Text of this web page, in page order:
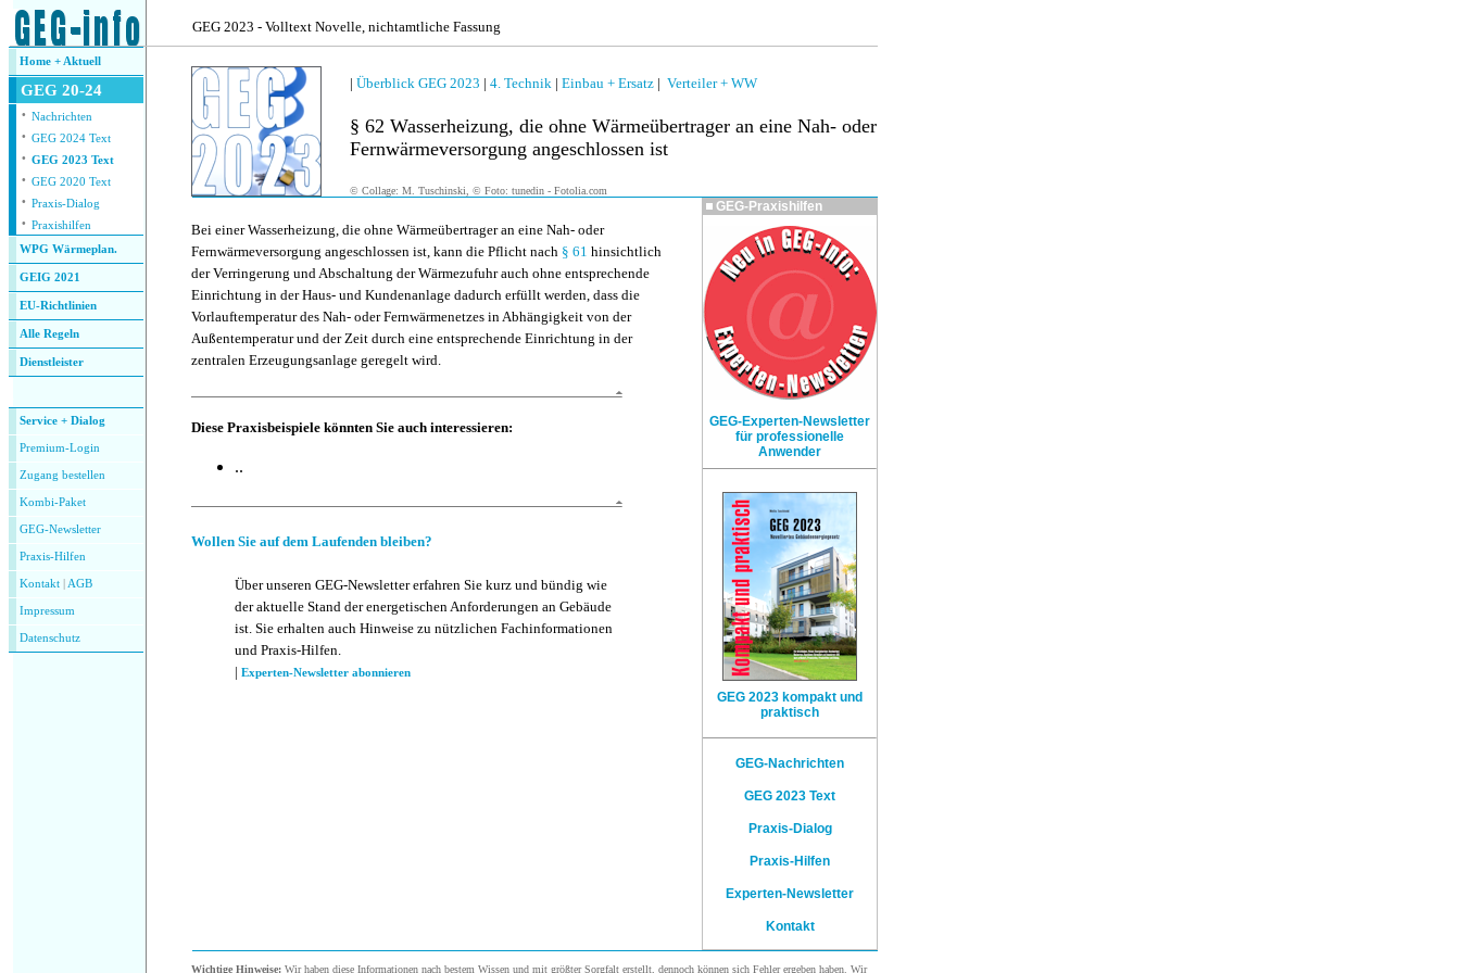
GEG 2023 - Volltext Novelle, nichtamtliche Fassung
Home + Aktuell
GEG 20-24
· Nachrichten
· GEG 2024 Text
· GEG 2023 Text
· GEG 2020 Text
· Praxis-Dialog
· Praxishilfen
WPG Wärmeplan.
GEIG 2021
EU-Richtlinien
Alle Regeln
Dienstleister
Service + Dialog
Premium-Login
Zugang bestellen
Kombi-Paket
GEG-Newsletter
Praxis-Hilfen
Kontakt AGB
Impressum
Datenschutz
| Überblick GEG 2023 | 4. Technik | Einbau + Ersatz | Verteiler + WW
§ 62 Wasserheizung, die ohne Wärmeübertrager an eine Nah- oder
Fernwärmeversorgung angeschlossen ist
© Collage: M. Tuschinski, © Foto: tunedin - Fotolia.com
Bei einer Wasserheizung, die ohne Wärmeübertrager an eine Nah- oder
Fernwärmeversorgung angeschlossen ist, kann die Pflicht nach § 61 hinsichtlich
der Verringerung und Abschaltung der Wärmezufuhr auch ohne entsprechende
Einrichtung in der Haus- und Kundenanlage dadurch erfüllt werden, dass die
Vorlauftemperatur des Nah- oder Fernwärmenetzes in Abhängigkeit von der
Außentemperatur und der Zeit durch eine entsprechende Einrichtung in der
zentralen Erzeugungsanlage geregelt wird.
Diese Praxisbeispiele könnten Sie auch interessieren:
..
Wollen Sie auf dem Laufenden bleiben?
Über unseren GEG-Newsletter erfahren Sie kurz und bündig wie
der aktuelle Stand der energetischen Anforderungen an Gebäude
ist. Sie erhalten auch Hinweise zu nützlichen Fachinformationen
und Praxis-Hilfen.
| Experten-Newsletter abonnieren
GEG-Praxishilfen
GEG-Experten-Newsletter
für professionelle
Anwender
GEG 2023 kompakt und
praktisch
GEG-Nachrichten
GEG 2023 Text
Praxis-Dialog
Praxis-Hilfen
Experten-Newsletter
Kontakt
Wichtige Hinweise: Wir haben diese Informationen nach bestem Wissen und mit größter Sorgfalt erstellt, dennoch können sich Fehler ergeben haben. Wir